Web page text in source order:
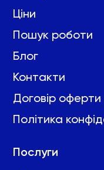
Ціни
Пошук роботи
Блог
Контакти
Договір оферти
Політика
Послуги